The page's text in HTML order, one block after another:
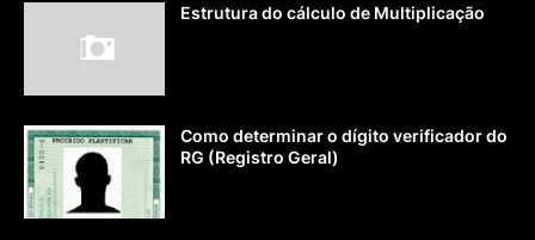
Estrutura do cálculo de Multiplicação
Como determinar o dígito verificador do
RG (Registro Geral)